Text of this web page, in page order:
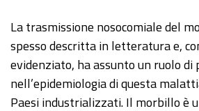
La trasmissione nosocomiale del
spesso descritta in letteratura e,
evidenziato, ha assunto un ruolo di
nell’epidemiologia di questa
Paesi industrializzati. Il morbillo è